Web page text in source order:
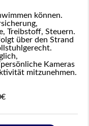
können.
Treibstoff, Steuern.
über den Strand
Kameras
mitzunehmen.